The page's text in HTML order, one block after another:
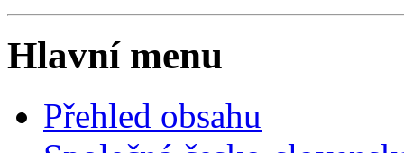
Hlavní menu
Přehled obsahu